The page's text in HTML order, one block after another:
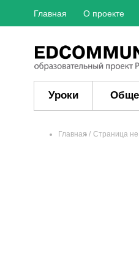
Главная О проекте
Уроки
Главная Страница